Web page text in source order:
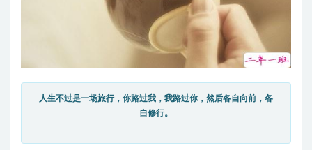
人生不过是一场旅行，你路过我，我路过你，然后各自向前，各
自修行。